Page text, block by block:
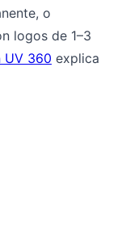
o
logos de 1–3
UV 360 explica